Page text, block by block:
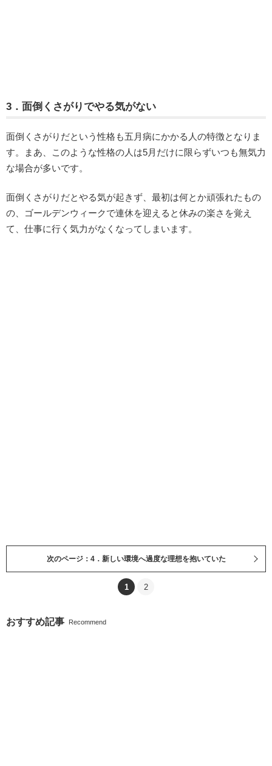
3．面倒くさがりでやる気がない
面倒くさがりだという性格も五月病にかかる人の特徴となりま
す。まあ、このような性格の人は5月だけに限らずいつも無気力
な場合が多いです。
面倒くさがりだとやる気が起きず、最初は何とか頑張れたもの
の、ゴールデンウィークで連休を迎えると休みの楽さを覚え
て、仕事に行く気力がなくなってしまいます。
次のページ：4．新しい環境へ過度な理想を抱いていた
1 2
おすすめ記事 Recommend